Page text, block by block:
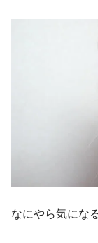
なにやら気にな